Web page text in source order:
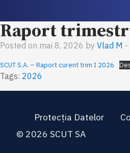
Raport
Posted on mai 8, 2026 by Vlad M -
SCUT S.A. – Raport curent trim I 2026
Tags: 2026
© 2026 SCUT SA
Protecția Datelor